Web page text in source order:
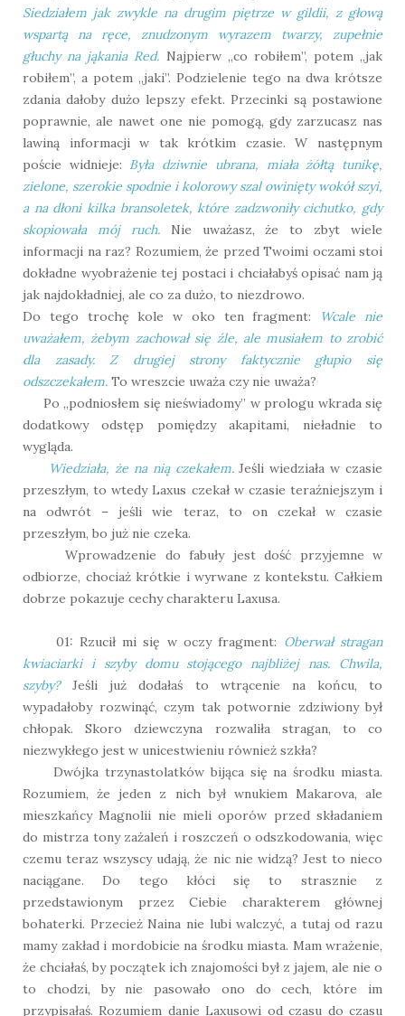
Siedziałem jak zwykle na drugim piętrze w gildii, z głową
wspartą na ręce, znudzonym wyrazem twarzy, zupełnie
głuchy na jąkania Red. Najpierw „co robiłem”, potem „jak
robiłem”, a potem „jaki”. Podzielenie tego na dwa krótsze
zdania dałoby dużo lepszy efekt. Przecinki są postawione
poprawnie, ale nawet one nie pomogą, gdy zarzucasz nas
lawiną informacji w tak krótkim czasie. W następnym
poście widnieje: Była dziwnie ubrana, miała żółtą tunikę,
zielone, szerokie spodnie i kolorowy szal owinięty wokół szyi,
a na dłoni kilka bransoletek, które zadzwoniły cichutko, gdy
skopiowała mój ruch. Nie uważasz, że to zbyt wiele
informacji na raz? Rozumiem, że przed Twoimi oczami stoi
dokładne wyobrażenie tej postaci i chciałabyś opisać nam ją
jak najdokładniej, ale co za dużo, to niezdrowo.
Do tego trochę kole w oko ten fragment: Wcale nie
uważałem, żebym zachował się źle, ale musiałem to zrobić
dla zasady. Z drugiej strony faktycznie głupio się
odszczekałem. To wreszcie uważa czy nie uważa?
Po „podniosłem się nieświadomy” w prologu wkrada się
dodatkowy odstęp pomiędzy akapitami, nieładnie to
wygląda.
Wiedziała, że na nią czekałem.Jeśli wiedziała w czasie
przeszłym, to wtedy Laxus czekał w czasie teraźniejszym i
na odwrót – jeśli wie teraz, to on czekał w czasie
przeszłym, bo już nie czeka.
Wprowadzenie do fabuły jest dość przyjemne w
odbiorze, chociaż krótkie i wyrwane z kontekstu. Całkiem
dobrze pokazuje cechy charakteru Laxusa.
01: Rzucił mi się w oczy fragment: Oberwał stragan
kwiaciarki i szyby domu stojącego najbliżej nas. Chwila,
szyby?Jeśli już dodałaś to wtrącenie na końcu, to
wypadałoby rozwinąć, czym tak potwornie zdziwiony był
chłopak. Skoro dziewczyna rozwaliła stragan, to co
niezwykłego jest w unicestwieniu również szkła?
Dwójka trzynastolatków bijąca się na środku miasta.
Rozumiem, że jeden z nich był wnukiem Makarova, ale
mieszkańcy Magnolii nie mieli oporów przed składaniem
do mistrza tony zażaleń i roszczeń o odszkodowania, więc
czemu teraz wszyscy udają, że nic nie widzą? Jest to nieco
naciągane. Do tego kłóci się to strasznie z
przedstawionym przez Ciebie charakterem głównej
bohaterki. Przecież Naina nie lubi walczyć, a tutaj od razu
mamy zakład i mordobicie na środku miasta. Mam wrażenie,
że chciałaś, by początek ich znajomości był z jajem, ale nie o
to chodzi, by nie pasowało ono do cech, które im
przypisałaś. Rozumiem danie Laxusowi od czasu do czasu